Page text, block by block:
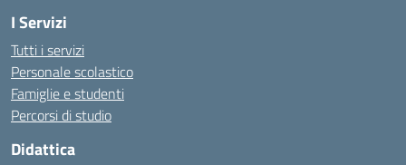
I Servizi
Tutti i servizi
Personale scolastico
Famiglie e studenti
Percorsi di studio
Didattica